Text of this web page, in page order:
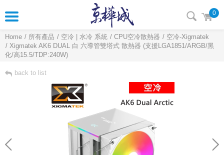
0
Home 所有產品 空冷 | 水冷 系統 CPU空冷散熱器
空冷-Xigmatek
Xigmatek AK6 DUAL 白 六導管雙塔式 散熱器 (支援LGA1851/ARGB/黑
化/高15.5/TDP:240W)
back to list